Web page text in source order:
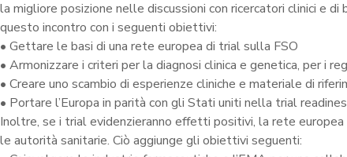
la migliore posizione nelle discussioni con ricercatori clinici e
questo incontro con i seguenti obiettivi:
• Gettare le basi di una rete europea di trial sulla FSO
• Armonizzare i criteri per la diagnosi clinica e genetica, per i
• Creare uno scambio di esperienze cliniche e materiale di
• Portare l’Europa in parità con gli Stati uniti nella trial
Inoltre, se i trial evidenzieranno effetti positivi, la rete
le autorità sanitarie. Ciò aggiunge gli obiettivi seguenti: